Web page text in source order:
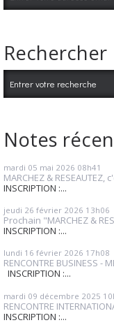
Rechercher
Notes
mardi 05 mai 2026 08h41
MARCHEZ & RESEAUTEZ,
INSCRIPTION :...
jeudi 26 février 2026 13h06
Prochain "MARCHEZ &
INSCRIPTION :...
lundi 16 février 2026 17h08
RENCONTRE BUSINESS -
INSCRIPTION :...
mardi 09 décembre 2025
RENCONTRE
INSCRIPTION :...